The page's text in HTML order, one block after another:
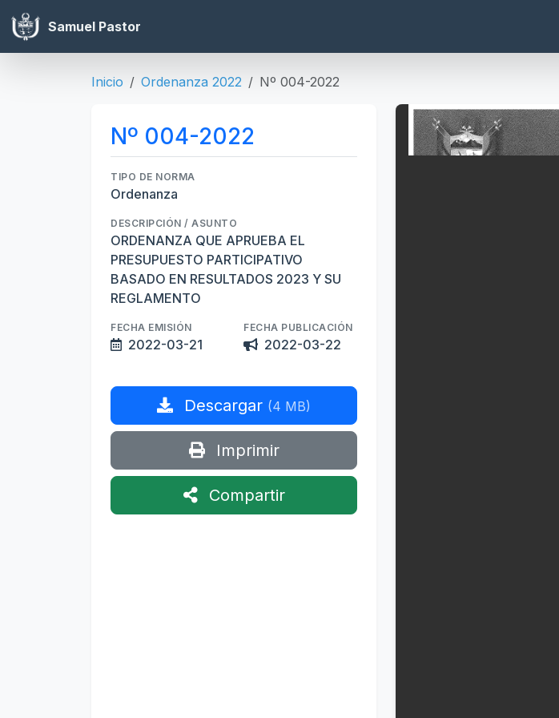
Samuel Pastor
Inicio Ordenanza 2022 Nº 004-2022
Nº 004-2022
TIPO DE NORMA
Ordenanza
DESCRIPCIÓN / ASUNTO
ORDENANZA QUE APRUEBA EL
PRESUPUESTO PARTICIPATIVO
BASADO EN RESULTADOS 2023 Y SU
REGLAMENTO
FECHA EMISIÓN
2022-03-21
FECHA PUBLICACIÓN
2022-03-22
Descargar (4 MB)
Imprimir
Compartir